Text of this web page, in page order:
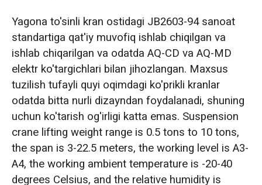
Yagona to'sinli kran ostidagi JB2603-94 sanoat
standartiga qat'iy muvofiq ishlab chiqilgan va
ishlab chiqarilgan va odatda AQ-CD va AQ-MD
elektr ko'targichlari bilan jihozlangan. Maxsus
tuzilish tufayli quyi oqimdagi ko'prikli kranlar
odatda bitta nurli dizayndan foydalanadi, shuning
uchun ko'tarish og'irligi katta emas. Suspension
crane lifting weight range is 0.5 tons to 10 tons,
the span is 3-22.5 meters, the working level is A3-
A4, the working ambient temperature is -20-40
degrees Celsius, and the relative humidity is